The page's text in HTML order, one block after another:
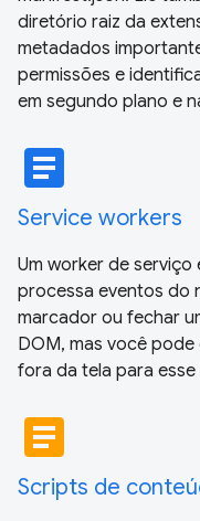
diretório raiz da
metadados
permissões e
em segundo plano e
article
Service workers
Um worker de
processa eventos do
marcador ou fechar
DOM, mas você
fora da tela para
article
Scripts de